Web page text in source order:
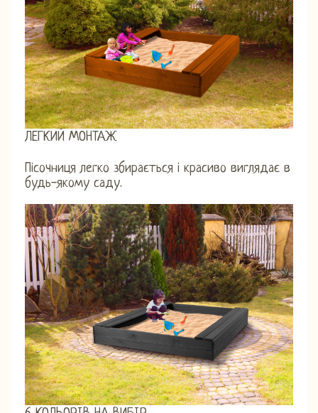
ЛЕГКИЙ МОНТАЖ
Пісочниця легко збирається і красиво виглядає в
будь-якому саду.